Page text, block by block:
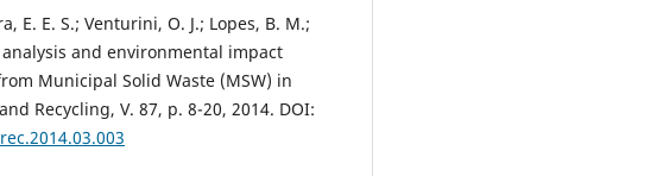
E. E. S.; Venturini, O. J.; Lopes, B. M.;
and environmental impact
Municipal Solid Waste (MSW) in
Recycling, V. 87, p. 8-20, 2014. DOI: